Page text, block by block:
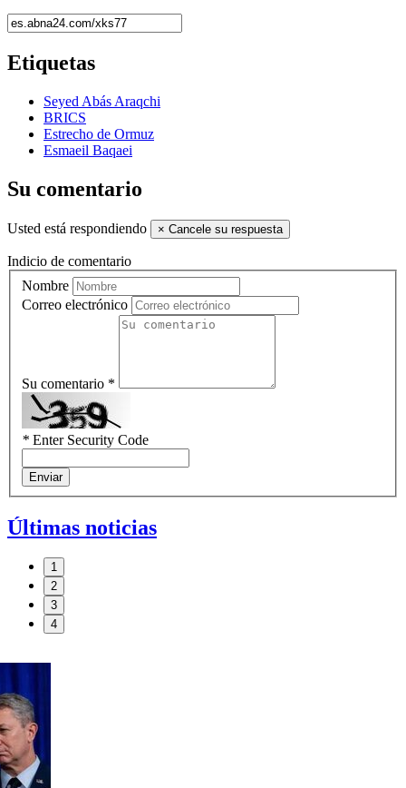
Etiquetas
Seyed Abás Araqchi
BRICS
Estrecho de Ormuz
Esmaeil Baqaei
Su comentario
Usted está respondiendo × Cancele su respuesta
Indicio de comentario
Nombre
Correo electrónico
Su comentario *
* Enter Security Code
Enviar
Últimas noticias
1
2
3
4